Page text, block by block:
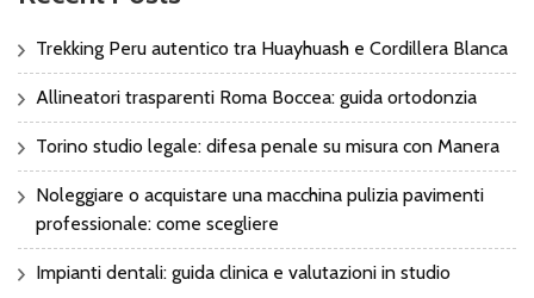
Trekking Peru autentico tra Huayhuash e Cordillera Blanca
Allineatori trasparenti Roma Boccea: guida ortodonzia
Torino studio legale: difesa penale su misura con Manera
Noleggiare o acquistare una macchina pulizia pavimenti
professionale: come scegliere
Impianti dentali: guida clinica e valutazioni in studio